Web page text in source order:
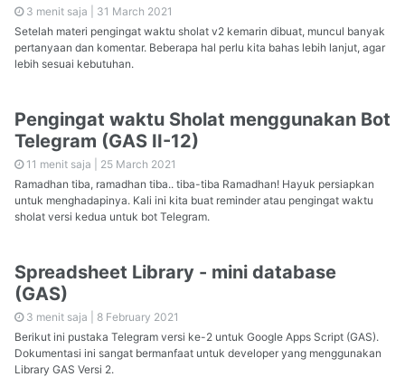
3 menit saja | 31 March 2021
Setelah materi pengingat waktu sholat v2 kemarin dibuat, muncul banyak
pertanyaan dan komentar. Beberapa hal perlu kita bahas lebih lanjut, agar
lebih sesuai kebutuhan.
Pengingat waktu Sholat menggunakan Bot
Telegram (GAS II-12)
11 menit saja | 25 March 2021
Ramadhan tiba, ramadhan tiba.. tiba-tiba Ramadhan! Hayuk persiapkan
untuk menghadapinya. Kali ini kita buat reminder atau pengingat waktu
sholat versi kedua untuk bot Telegram.
Spreadsheet Library - mini database
(GAS)
3 menit saja | 8 February 2021
Berikut ini pustaka Telegram versi ke-2 untuk Google Apps Script (GAS).
Dokumentasi ini sangat bermanfaat untuk developer yang menggunakan
Library GAS Versi 2.